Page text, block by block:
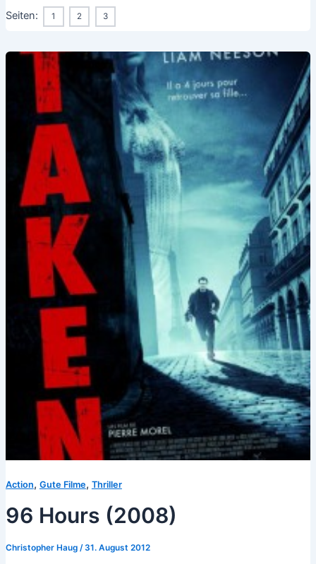
Seiten: 1 2 3
Action, Gute Filme, Thriller
96 Hours (2008)
Christopher Haug /31. August 2012